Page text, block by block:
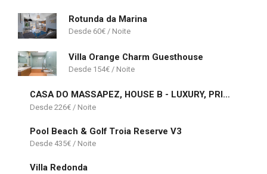
Rotunda da Marina
60€
Villa Orange Charm Guesthouse
154€
CASA DO MASSAPEZ, HOUSE B - LUXURY, PRIVATE POOL
226€
Pool Beach & Golf Troia Reserve V3
435€
Villa Redonda